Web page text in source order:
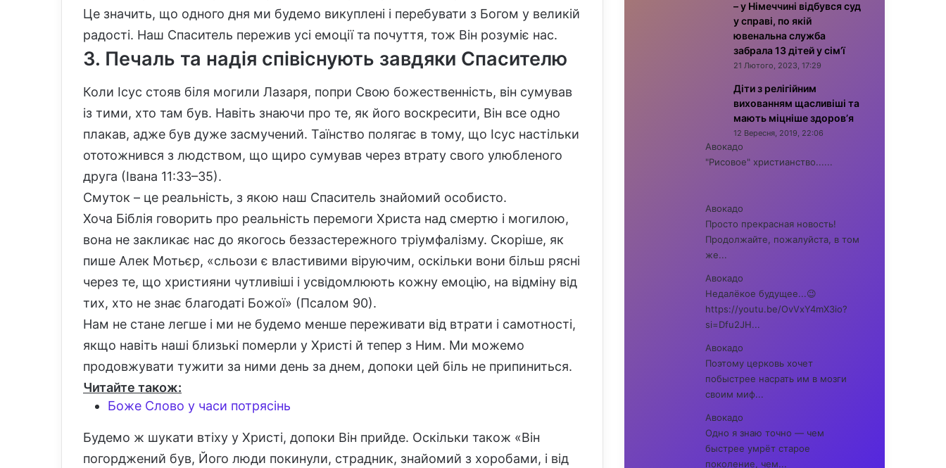
Це значить, що одного дня ми будемо викуплені і перебувати з Богом у великій
радості. Наш Спаситель пережив усі емоції та почуття, тож Він розуміє нас.
3. Печаль та надія співіснують завдяки Спасителю
Коли Ісус стояв біля могили Лазаря, попри Свою божественність, він сумував
із тими, хто там був. Навіть знаючи про те, як його воскресити, Він все одно
плакав, адже був дуже засмучений. Таїнство полягає в тому, що Ісус настільки
ототожнився з людством, що щиро сумував через втрату свого улюбленого
друга (Івана 11:33–35).
Смуток – це реальність, з якою наш Спаситель знайомий особисто.
Хоча Біблія говорить про реальність перемоги Христа над смертю і могилою,
вона не закликає нас до якогось беззастережного тріумфалізму. Скоріше, як
пише Алек Мотьєр, «сльози є властивими віруючим, оскільки вони більш рясні
через те, що християни чутливіші і усвідомлюють кожну емоцію, на відміну від
тих, хто не знає благодаті Божої» (Псалом 90).
Нам не стане легше і ми не будемо менше переживати від втрати і самотності,
якщо навіть наші близькі померли у Христі й тепер з Ним. Ми можемо
продовжувати тужити за ними день за днем, допоки цей біль не припиниться.
Читайте також:
Боже Слово у часи потрясінь
Будемо ж шукати втіху у Христі, допоки Він прийде. Оскільки також «Він
погорджений був, Його люди покинули, страдник, знайомий з хоробами, і від
– у Німеччині відбувся суд
у справі, по якій
ювенальна служба
забрала 13 дітей у сім’ї
21 Лютого, 2023, 17:29
Діти з релігійним
вихованням щасливіші та
мають міцніше здоров’я
12 Вересня, 2019, 22:06
Авокадо
"Рисовое" христианство......
Авокадо
Просто прекрасная новость!
Продолжайте, пожалуйста, в том
же...
Авокадо
Недалёкое будущее...😉
https://youtu.be/OvVxY4mX3io?
si=Dfu2JH...
Авокадо
Поэтому церковь хочет
побыстрее насрать им в мозги
своим миф...
Авокадо
Одно я знаю точно — чем
быстрее умрёт старое
поколение, чем...